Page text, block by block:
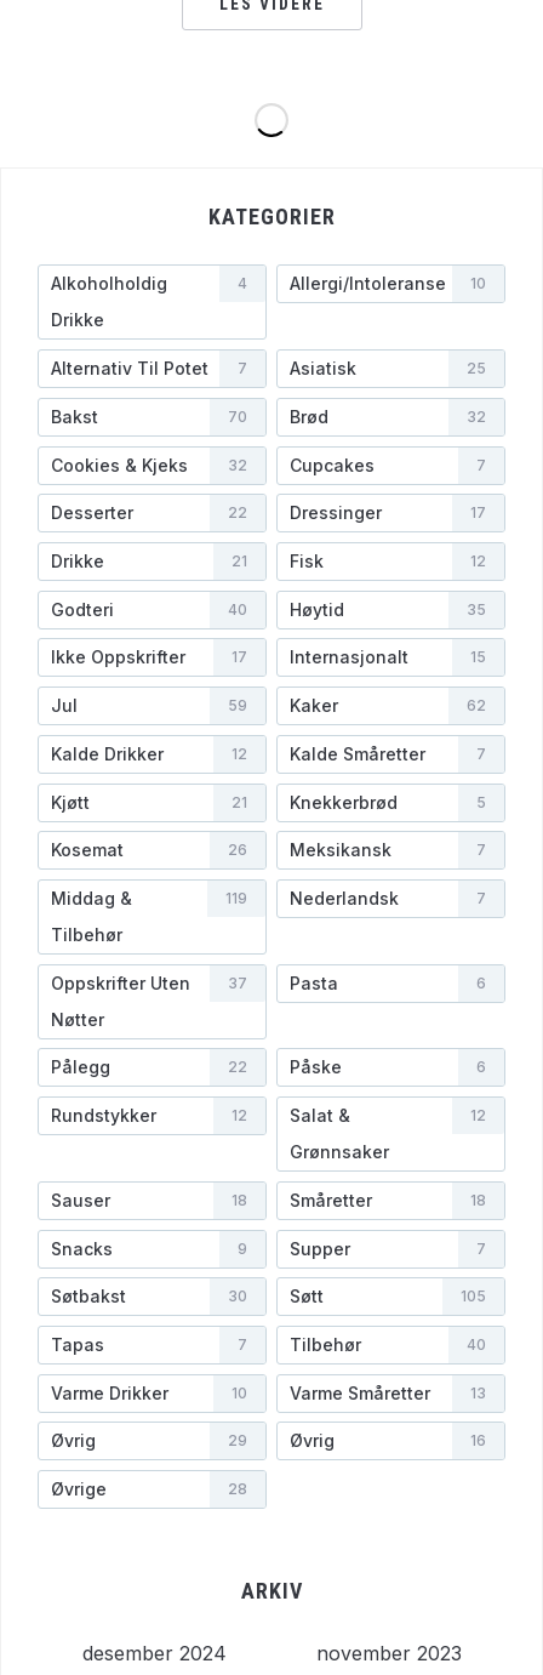
LES VIDERE
KATEGORIER
Alkoholholdig
Drikke
4 Allergi/Intoleranse 10
Alternativ Til Potet 7 Asiatisk 25
Bakst 70 Brød 32
Cookies & Kjeks 32 Cupcakes 7
Desserter 22 Dressinger 17
Drikke 21 Fisk 12
Godteri 40 Høytid 35
Ikke Oppskrifter 17 Internasjonalt 15
Jul 59 Kaker 62
Kalde Drikker 12 Kalde Småretter 7
Kjøtt 21 Knekkerbrød 5
Kosemat 26 Meksikansk 7
Middag &
Tilbehør
119 Nederlandsk 7
Oppskrifter Uten
Nøtter
37 Pasta 6
Pålegg 22 Påske 6
Rundstykker 12
Salat &
Grønnsaker
12
Sauser 18 Småretter 18
Snacks 9 Supper 7
Søtbakst 30 Søtt 105
Tapas 7 Tilbehør 40
Varme Drikker 10 Varme Småretter 13
Øvrig 29 Øvrig 16
Øvrige 28
ARKIV
desember 2024
november 2023